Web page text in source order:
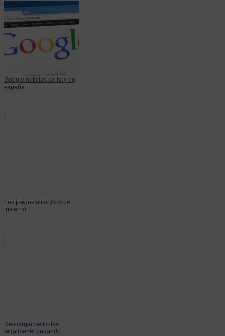
Google noticias de hoy en
españa
Los juegos olimpicos de
invierno
Descargar peliculas
legalmente pagando